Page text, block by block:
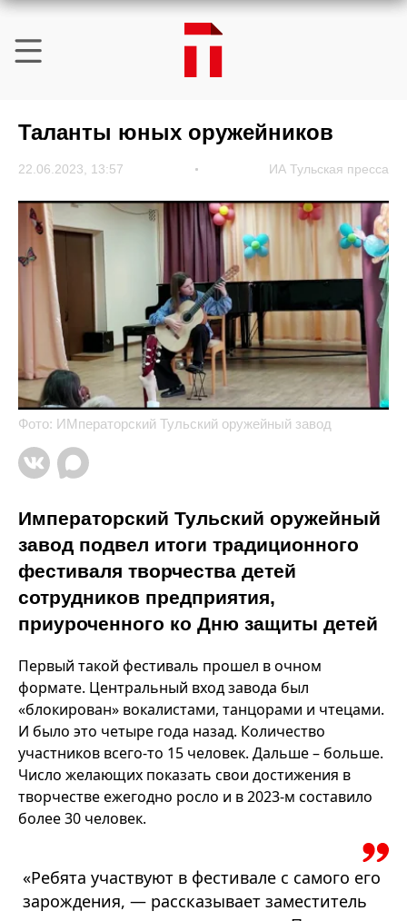
Таланты юных оружейников
22.06.2023, 13:57 ИА Тульская пресса
Фото: ИМператорский Тульский оружейный завод
Императорский Тульский оружейный
завод подвел итоги традиционного
фестиваля творчества детей
сотрудников предприятия,
приуроченного ко Дню защиты детей
Первый такой фестиваль прошел в очном
формате. Центральный вход завода был
«блокирован» вокалистами, танцорами и чтецами.
И было это четыре года назад. Количество
участников всего-то 15 человек. Дальше – больше.
Число желающих показать свои достижения в
творчестве ежегодно росло и в 2023-м составило
более 30 человек.
«Ребята участвуют в фестивале с самого его
зарождения, — рассказывает заместитель